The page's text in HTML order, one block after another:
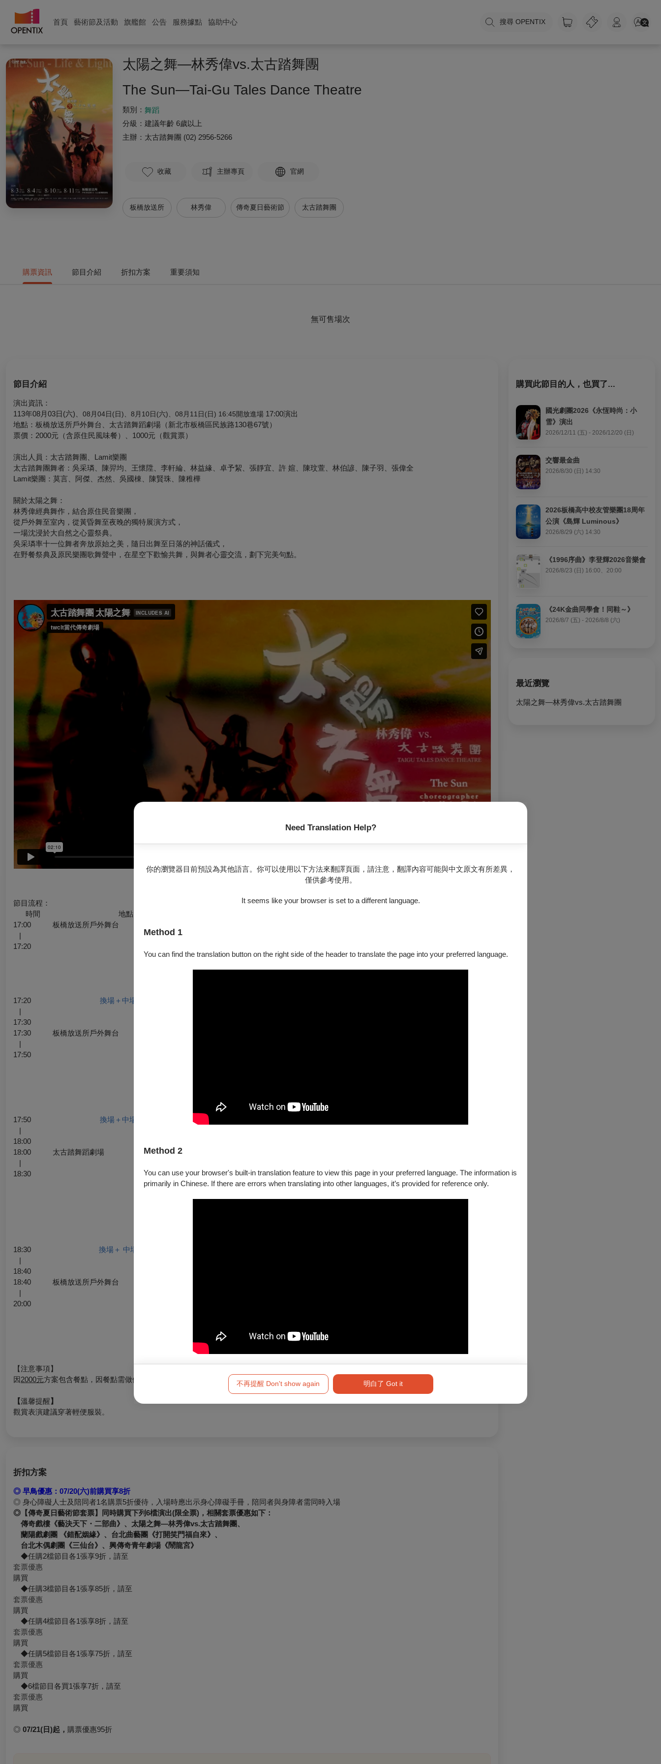
首頁 藝術節及活動 旗艦館 公告 服務據點 協助中心 搜尋 OPENTIX
Need Translation Help?
你的瀏覽器目前預設為其他語言。你可以使用以下方法來翻譯頁面，請注意，翻譯內容可能與中文原文有所差異，
僅供參考使用。
It seems like your browser is set to a different language.
Method 1
You can find the translation button on the right side of the header to translate the page into your preferred language.
Method 2
You can use your browser's built-in translation feature to view this page in your preferred language. The information is
primarily in Chinese. If there are errors when translating into other languages, it’s provided for reference only.
不再提醒 Don't show again 明白了 Got it
太陽之舞—林秀偉vs.太古踏舞團
The Sun—Tai-Gu Tales Dance Theatre
類別： 舞蹈
分級： 建議年齡 6歲以上
主辦： 太古踏舞團 (02) 2956-5266
收藏 主辦專頁 官網
板橋放送所 林秀偉 傳奇夏日藝術節 太古踏舞團
購票資訊 節目介紹 折扣方案 重要須知
無可售場次
節目介紹
演出資訊：
113年08月03日(六)、 08月04日(日)、 8月10日(六)、 08月11日(日) 16:45開放進場 17:00演出
地點：板橋放送所戶外舞台、太古踏舞蹈劇場（新北市板橋區民族路130巷67號）
票價： 2000元（含原住民風味餐）、1000元（觀賞票）
演出人員：太古踏舞團、Lamit樂團
太古踏舞團舞者：吳采璘、陳羿均、王懷陞、李軒綸、林益緣、卓予絜、張靜宜、許 媗、陳玟萱、林伯諺、陳⼦⽻、張偉全
Lamit樂團：莫言、阿傑、杰然、吳國棟、陳賢珠、陳稚樺
關於太陽之舞：
林秀偉經典舞作，結合原住民音樂團，
從戶外舞至室內，從黃昏舞至夜晚的獨特展演方式，
一場沈浸於大自然之心靈祭典。
吳采璘率十一位舞者奔放原始之美，隨日出舞至日落的神話儀式，
在野餐祭典及原民樂團歌舞聲中，在星空下歡愉共舞，與舞者心靈交流，劃下完美句點。
節目流程：
時間
地點
17:00
|
17:20
板橋放送所戶外舞台
嘯，喚醒宇宙大自然。
童舞 ～
17:20
|
17:30
換場＋中場時間
17:30
|
17:50
板橋放送所戶外舞台
去，不捨，黑夜即將來臨。
17:50
|
18:00
換場＋中場時間
18:00
|
18:30
太古踏舞蹈劇場
黃昏流出的河，如血染紅荒
野，日月正在對峙。
18:30
|
18:40
換場＋ 中場時間
18:40
|
20:00
板橋放送所戶外舞台
祈禱天地和諧，回歸心靈美
好之境。
【注意事項】
因 2000元方案包含餐點，因餐點需做備餐安排，將 於演出前1天17:30截止售票 ，再請留意。
【溫馨提醒】
觀賞表演建議穿著輕便服裝。
折扣方案
◎ 早鳥優惠：07/20(六)前購買享8折
◎ 身心障礙人士及陪同者1名購票5折優待，入場時應出示身心障礙手冊，陪同者與身障者需同時入場
◎【傳奇夏日藝術節套票】同時購買下列6檔演出(限全票)，相關套票優惠如下：
傳奇戲樓《藝決天下・二部曲》、 太陽之舞—林秀偉vs.太古踏舞團、
蘭陽戲劇團 《錯配姻緣》、 台北曲藝團《打開笑門福自來》、
台北木偶劇團《三仙台》、 興傳奇青年劇場《鬧龍宮》
◆任購2檔節目各1張享9折，請至
套票優惠
購買
◆任購3檔節目各1張享85折，請至
套票優惠
購買
◆任購4檔節目各1張享8折，請至
套票優惠
購買
◆任購5檔節目各1張享75折，請至
套票優惠
購買
◆6檔節目各買1張享7折，請至
套票優惠
購買
◎ 07/21(日)起， 購票優惠95折
購買此節目的人，也買了...
國光劇團2026《永恆時尚：小
雪》演出
2026/12/11 (五) - 2026/12/20 (日)
交響最金曲
2026/8/30 (日) 14:30
2026板橋高中校友管樂團18周年
公演《島輝 Luminous》
2026/8/29 (六) 14:30
《1996序曲》李登輝2026音樂會
2026/8/23 (日) 16:00、20:00
《24K金曲同學會！同鞋～》
2026/8/7 (五) - 2026/8/8 (六)
最近瀏覽
太陽之舞—林秀偉vs.太古踏舞團